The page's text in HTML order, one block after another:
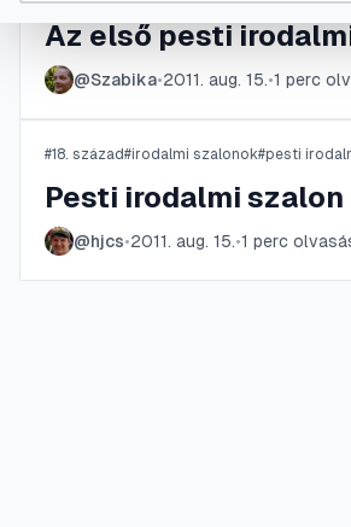
Az első pesti
@Szabika•2011. aug. 15.•1 perc
#18. század#irodalmi szalonok#pesti
Pesti irodalmi szalon
@hjcs•2011. aug. 15.•1 perc